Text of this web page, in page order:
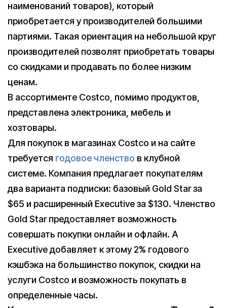
наименований товаров), который
приобретается у производителей большими
партиями. Такая ориентация на небольшой круг
производителей позволят приобретать товары
со скидками и продавать по более низким
ценам.
В ассортименте Costco, помимо продуктов,
представлена электроника, мебель и
хозтовары.
Для покупок в магазинах Costco и на сайте
требуется годовое членство в клубной
системе. Компания предлагает покупателям
два варианта подписки: базовый Gold Star за
$65 и расширенный Executive за $130. Членство
Gold Star предоставляет возможность
совершать покупки онлайн и офлайн. А
Executive добавляет к этому 2% годового
кэшбэка на большинство покупок, скидки на
услуги Costco и возможность покупать в
определенные часы.